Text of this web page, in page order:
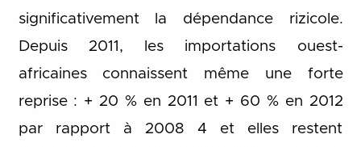
significativement la dépendance rizicole.
Depuis 2011, les importations ouest-
africaines connaissent même une forte
reprise : + 20 % en 2011 et + 60 % en 2012
par rapport à 2008 4 et elles restent